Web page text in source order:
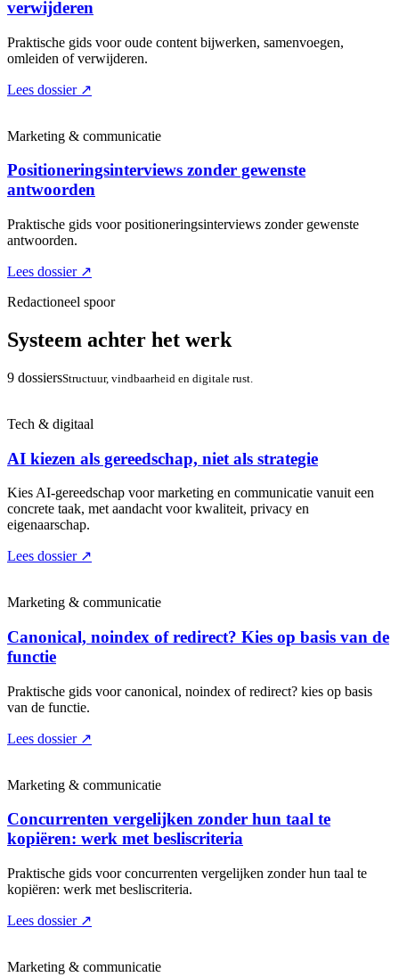
verwijderen
Praktische gids voor oude content bijwerken, samenvoegen,
omleiden of verwijderen.
Lees dossier ↗
Marketing & communicatie
Positioneringsinterviews zonder gewenste
antwoorden
Praktische gids voor positioneringsinterviews zonder gewenste
antwoorden.
Lees dossier ↗
Redactioneel spoor
Systeem achter het werk
9 dossiersStructuur, vindbaarheid en digitale rust.
Tech & digitaal
AI kiezen als gereedschap, niet als strategie
Kies AI-gereedschap voor marketing en communicatie vanuit een
concrete taak, met aandacht voor kwaliteit, privacy en
eigenaarschap.
Lees dossier ↗
Marketing & communicatie
Canonical, noindex of redirect? Kies op basis van de
functie
Praktische gids voor canonical, noindex of redirect? kies op basis
van de functie.
Lees dossier ↗
Marketing & communicatie
Concurrenten vergelijken zonder hun taal te
kopiëren: werk met besliscriteria
Praktische gids voor concurrenten vergelijken zonder hun taal te
kopiëren: werk met besliscriteria.
Lees dossier ↗
Marketing & communicatie